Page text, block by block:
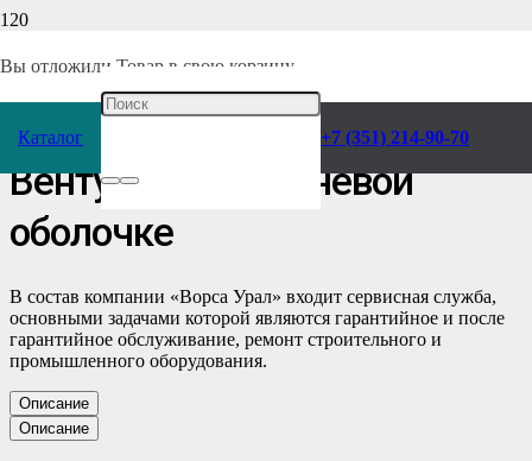
Вы отложили Товар в свою корзину.
Каталог +7 (351) 214-90-70
Комплектующие/Сопла/
Сопло MTC-5.0 d — 5,0 мм
Вентури в алюминевой
оболочке
В состав компании «Ворса Урал» входит сервисная служба,
основными задачами которой являются гарантийное и после
гарантийное обслуживание, ремонт строительного и
промышленного оборудования.
Описание
Описание